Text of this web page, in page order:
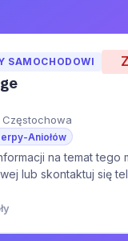
SAMOCHODOWI
Aniołów
na temat tego
lub skontaktuj się